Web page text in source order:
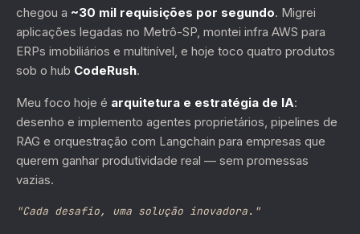
chegou a ~30 mil requisições por segundo. Migrei
aplicações legadas no Metrô-SP, montei infra AWS para
ERPs imobiliários e multinível, e hoje toco quatro produtos
sob o hub CodeRush.
Meu foco hoje é arquitetura e estratégia de IA:
desenho e implemento agentes proprietários, pipelines de
RAG e orquestração com Langchain para empresas que
querem ganhar produtividade real — sem promessas
vazias.
"Cada desafio, uma solução inovadora."